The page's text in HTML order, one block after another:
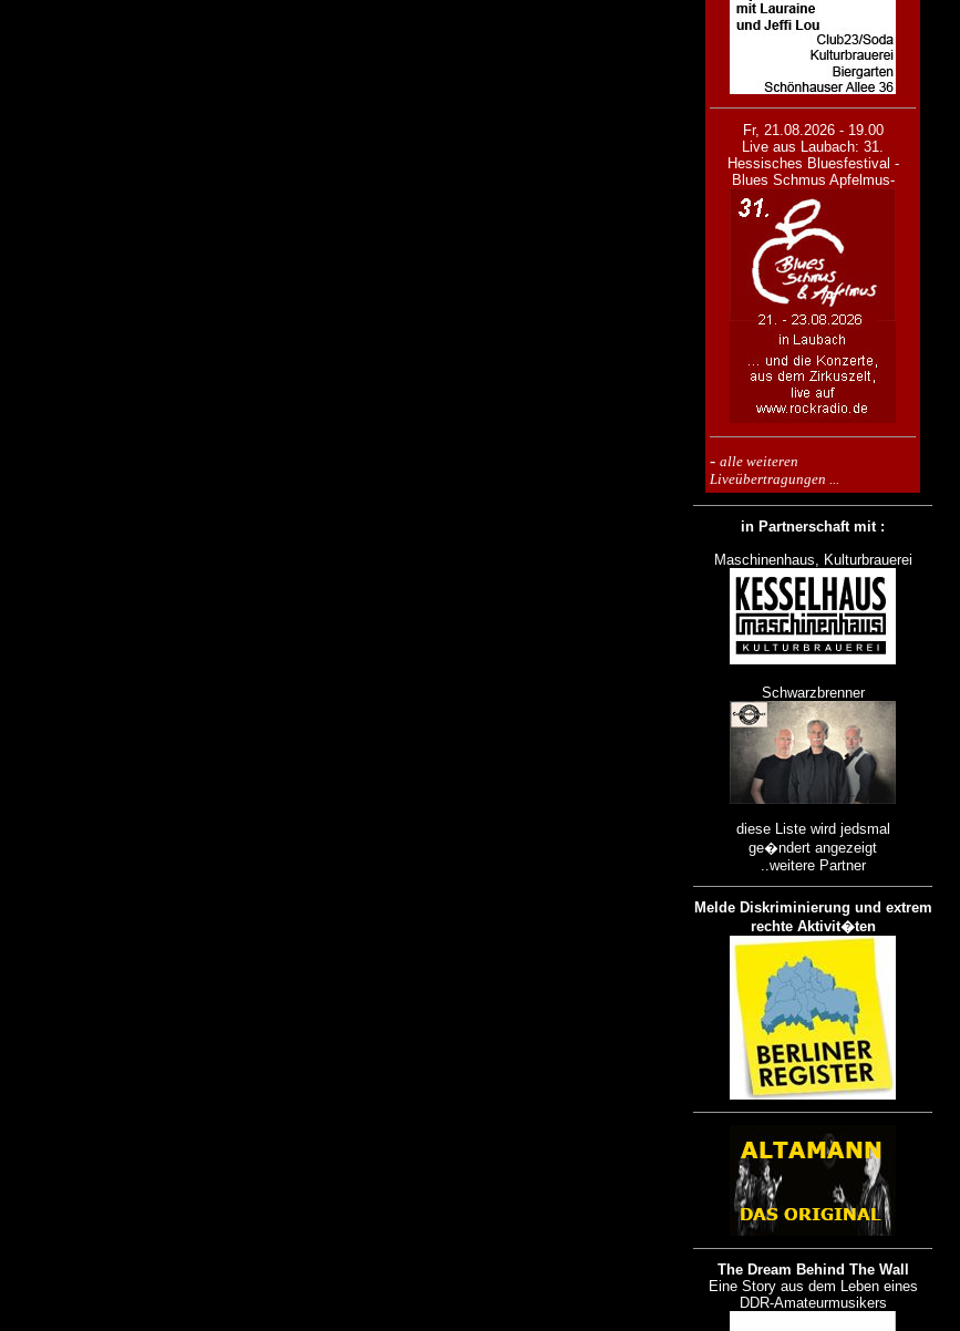
Fr, 21.08.2026 - 19.00
Live aus Laubach: 31.
Hessisches Bluesfestival -
Blues Schmus Apfelmus-
- alle weiteren
Liveübertragungen ...
in Partnerschaft mit :
Maschinenhaus, Kulturbrauerei
Schwarzbrenner
diese Liste wird jedsmal
ge�ndert angezeigt
..weitere Partner
Melde Diskriminierung und extrem
rechte Aktivit�ten
The Dream Behind The Wall
Eine Story aus dem Leben eines
DDR-Amateurmusikers